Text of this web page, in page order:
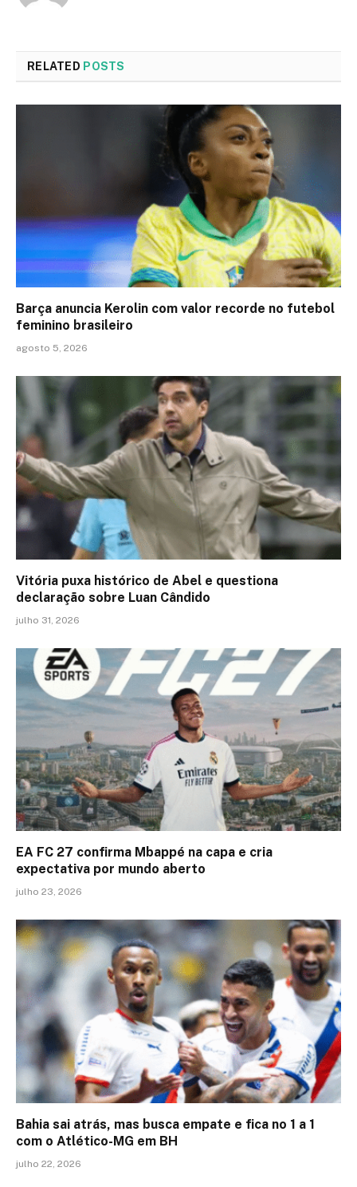
RELATED POSTS
Barça anuncia Kerolin com valor recorde no futebol
feminino brasileiro
agosto 5, 2026
Vitória puxa histórico de Abel e questiona
declaração sobre Luan Cândido
julho 31, 2026
EA FC 27 confirma Mbappé na capa e cria
expectativa por mundo aberto
julho 23, 2026
Bahia sai atrás, mas busca empate e fica no 1 a 1
com o Atlético-MG em BH
julho 22, 2026